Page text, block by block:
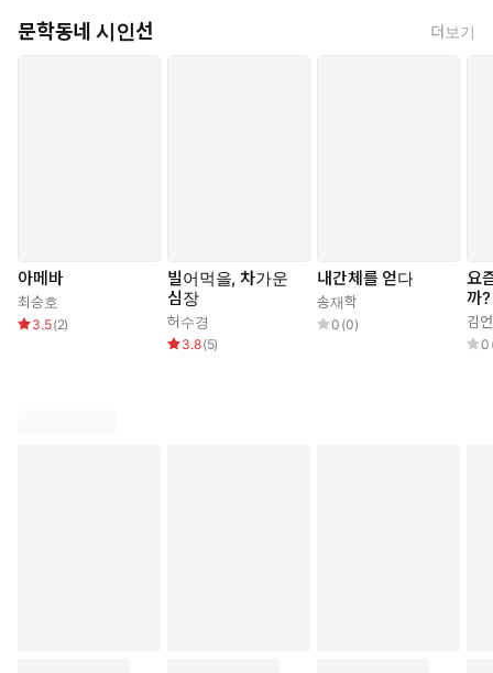
문학동네 시인선 더보기
아메바
최승호
3.5(2)
빌어먹을, 차가운
심장
허수경
3.8(5)
내간체를 얻다
송재학
0 (0)
요
까?
김
0